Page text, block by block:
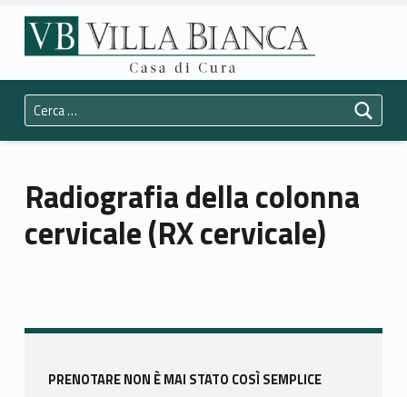
Radiografia della colonna cervicale (RX cervicale) - Casa di Cura Villa Bianca Trento
La vostra salute è la nostra priorità.
Header info sidebar
Ricerca per:
Radiografia della colonna
cervicale (RX cervicale)
Sidebar
PRENOTARE NON È MAI STATO COSÌ SEMPLICE